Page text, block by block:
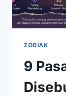
ZODIAK
9